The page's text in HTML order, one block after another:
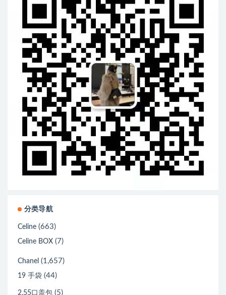
分类导航
Celine (663)
Celine BOX (7)
Chanel (1,657)
19 手袋 (44)
2.55口盖包 (5)